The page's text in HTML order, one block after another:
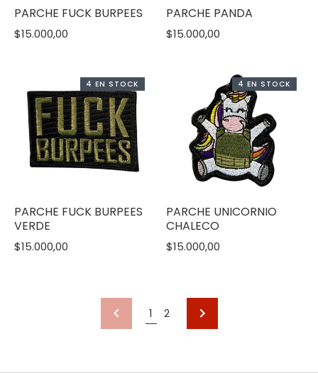
PARCHE FUCK BURPEES
$15.000,00
PARCHE PANDA
$15.000,00
4 EN STOCK
PARCHE FUCK BURPEES
VERDE
$15.000,00
4 EN STOCK
PARCHE UNICORNIO
CHALECO
$15.000,00
ANTERIOR
1 2 SIGUIENTE